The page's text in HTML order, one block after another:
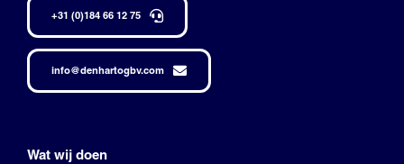
+31 (0)184 66 12 75
info@denhartogbv.com
Wat wij doen